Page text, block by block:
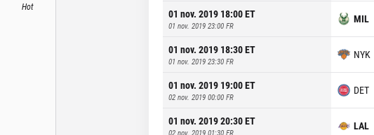
Hot
01 nov. 2019 18:00ET
01 nov. 2019 23:00 FR
MIL
01 nov. 2019 18:30ET
01 nov. 2019 23:30 FR
NYK
01 nov. 2019 19:00ET
02 nov. 2019 00:00 FR
DET
01 nov. 2019 20:30ET
02 nov. 2019 01:30 FR
LAL